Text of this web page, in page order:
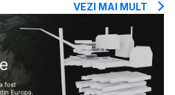
VEZI MAI MULT